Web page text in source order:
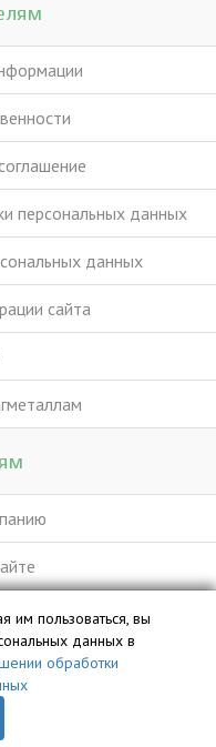
персональных данных
данных
сайта
интеллектуальной
законом.
им пользоваться, вы
данных в
обработки